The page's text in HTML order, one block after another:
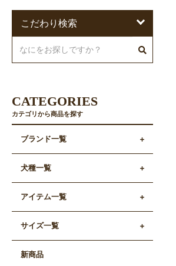
こだわり検索
CATEGORIES
カテゴリから商品を探す
ブランド一覧
犬種一覧
アイテム一覧
サイズ一覧
新商品